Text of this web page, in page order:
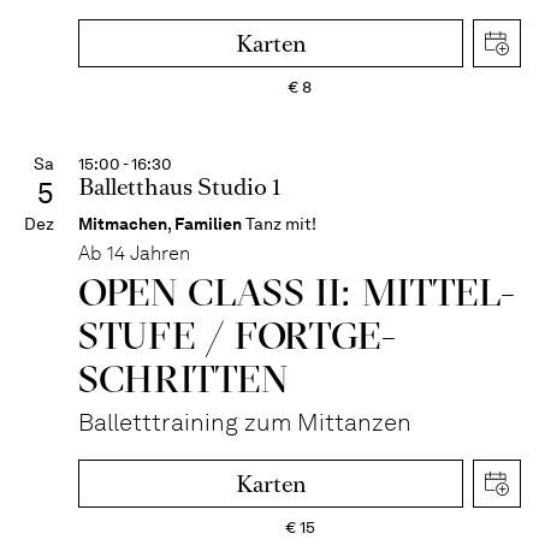
Karten
€8
Sa
5
Dez
15:00 - 16:30
Balletthaus Studio 1
Mitmachen, FamilienTanz mit!
Ab 14 Jahren
OPEN CLASS II: MITTEL­
STUFE / FORT­GE­
SCHRITTEN
Balletttraining zum Mittanzen
Karten
€15